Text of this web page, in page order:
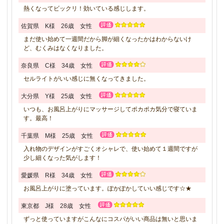
熱くなってビックリ！効いている感じします。
佐賀県 K様 26歳 女性
まだ使い始めて一週間だから脚が細くなったかはわからないけ
ど、むくみはなくなりました。
奈良県 C様 34歳 女性
セルライトがいい感じに無くなってきました。
大分県 Y様 25歳 女性
いつも、お風呂上がりにマッサージしてポカポカ気分で寝ていま
す。最高！
千葉県 M様 25歳 女性
入れ物のデザインがすごくオシャレで、使い始めて１週間ですが
少し細くなった気がします！
愛媛県 R様 34歳 女性
お風呂上がりに塗っています。ぽかぽかしていい感じです☆★
東京都 J様 28歳 女性
ずっと使っていますがこんなにコスパがいい商品は無いと思いま